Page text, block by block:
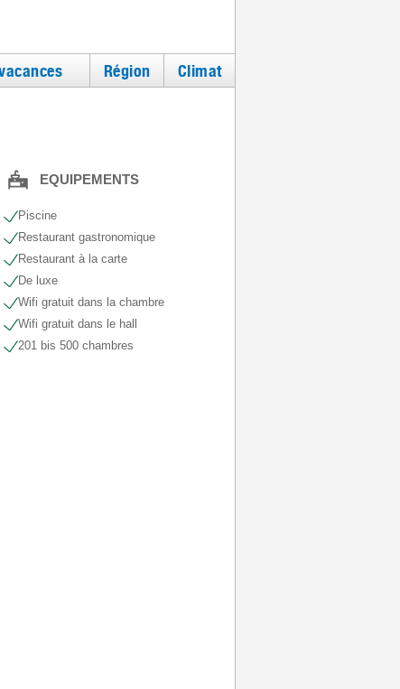
Région Climat
EQUIPEMENTS
Piscine
Restaurant gastronomique
Restaurant à la carte
De luxe
Wifi gratuit dans la chambre
Wifi gratuit dans le hall
201 bis 500 chambres